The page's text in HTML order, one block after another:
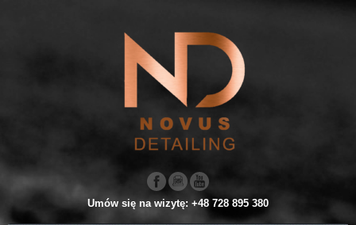
Umów się na wizytę: +48 728 895 380